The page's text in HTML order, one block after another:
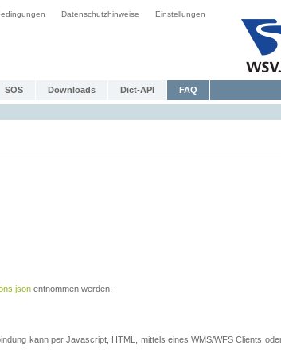
Datenschutzhinweise Einstellungen
SOS Downloads Dict-API FAQ
entnommen werden.
kann per Javascript, HTML, mittels eines WMS/WFS Clients